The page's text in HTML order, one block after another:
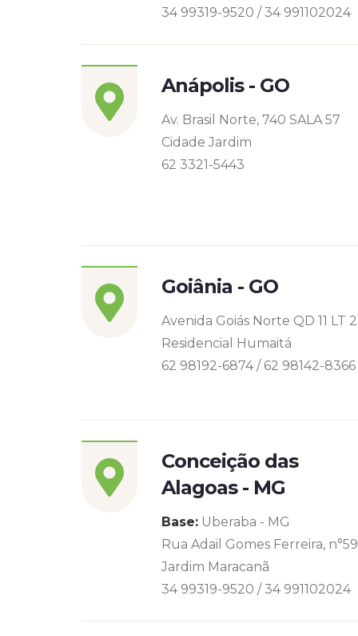
34 99319-9520 / 34 991102024
Anápolis - GO
Av. Brasil Norte, 740 SALA 57
Cidade Jardim
62 3321-5443
Goiânia - GO
Avenida Goiás Norte QD 11 LT
Residencial Humaitá
62 98192-6874 / 62 98142-8366
Conceição das
Alagoas - MG
Base: Uberaba - MG
Rua Adail Gomes Ferreira,
Jardim Maracanã
34 99319-9520 / 34 991102024